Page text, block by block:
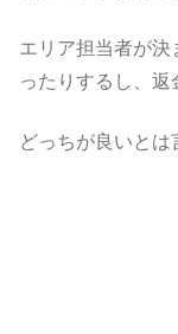
エリア担当者が
ったりするし、返
どっちが良いとは